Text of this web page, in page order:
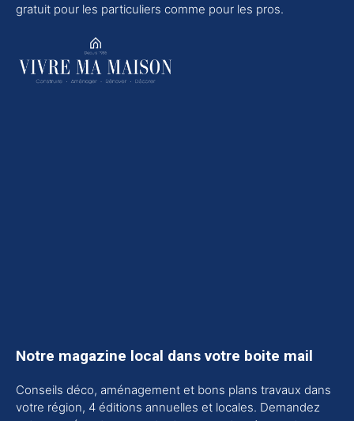
gratuit pour les particuliers comme pour les pros.
Notre magazine local dans votre boite mail
Conseils déco, aménagement et bons plans travaux dans
votre région, 4 éditions annuelles et locales. Demandez